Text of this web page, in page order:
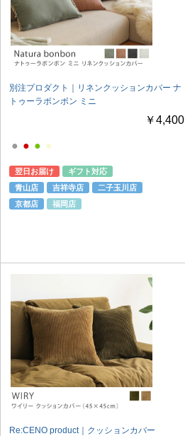
別注プロダクト｜リネンクッションカバー ナ
トゥーラボンボン ミニ
￥4,400
● ● ● ●
翌日お届け
ギフト対応
青山店
吉祥寺店
二子玉川店
京都店
福岡店
Re:CENO product｜クッションカバー